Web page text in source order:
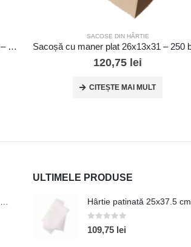
Sacoșă albă catering mare 31x20x32 – 200 buc/cutie
SACOSE DIN HÂRTIE
120,75 lei
CITEȘTE MAI MULT
ULTIMELE PRODUSE
Hârtie patinată 25x37.5 cm
0 out of 5
109,75 lei